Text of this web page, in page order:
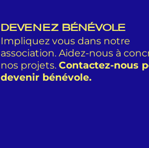
DEVENEZ BÉNÉVOLE
Impliquez vous dans notre
association. Aidez-nous à
nos projets. Contactez-nous
devenir bénévole.